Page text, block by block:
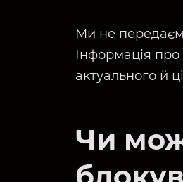
Ми не
Інформація
актуального й
Чи